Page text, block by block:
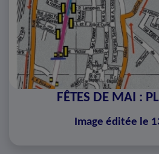
FÊTES DE MAI :
Image éditée le